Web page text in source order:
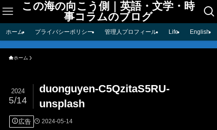
この海の向こう側｜英語・文学・時
事コラムのブログ
ホーム プライバシーポリシー 管理人プロフィール Life English
ホーム
duonguyen-C5QzitaS5RU-
unsplash
2024
5/14
広告 2024-05-14